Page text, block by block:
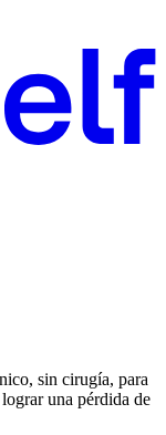
sin cirugía, para
una pérdida de